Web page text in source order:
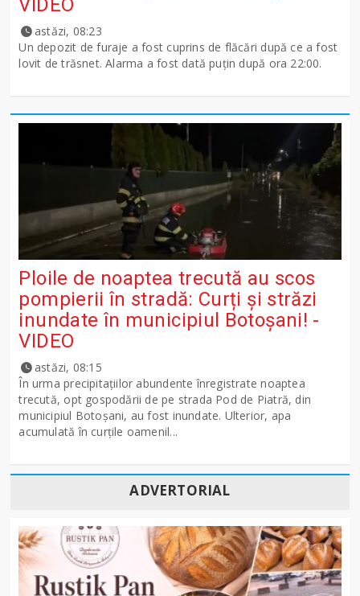
astăzi, 08:23
Un depozit de furaje a fost cuprins de flăcări după ce a fost
lovit de trăsnet. Alarma a fost dată puțin după ora 22:00.
Ploile de noaptea trecută au scos
pompierii în stradă: Curți și străzi
inundate în municipiul Botoșani! -
VIDEO
astăzi, 08:15
În urma precipitațiilor abundente înregistrate noaptea
trecută, opt gospodării de pe strada Pod de Piatră, din
municipiul Botoșani, au fost inundate. Ulterior, apa
acumulată în curțile oamenil...
ADVERTORIAL